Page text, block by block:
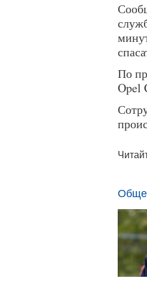
По
Opel